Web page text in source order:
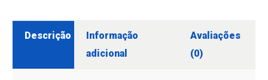
Descrição
Informação
adicional
Avaliações
(0)